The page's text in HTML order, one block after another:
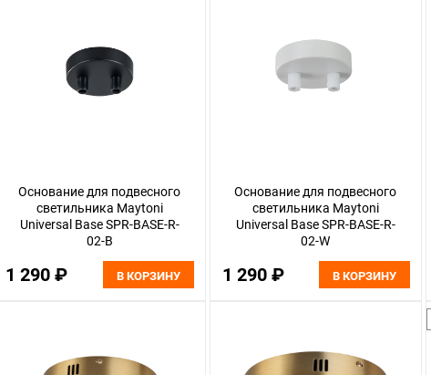
Основание для подвесного
светильника Maytoni
Universal Base SPR-BASE-R-
02-B
1 290 ₽ В КОРЗИНУ
Основание для подвесного
светильника Maytoni
Universal Base SPR-BASE-R-
02-W
1 290 ₽ В КОРЗИНУ